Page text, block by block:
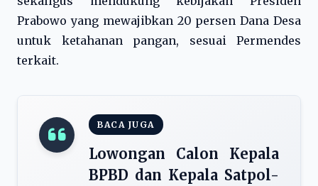
Prabowo yang mewajibkan 20 persen Dana Desa
untuk ketahanan pangan, sesuai Permendes
terkait.
BACA JUGA
Lowongan Calon Kepala
BPBD dan Kepala Satpol-